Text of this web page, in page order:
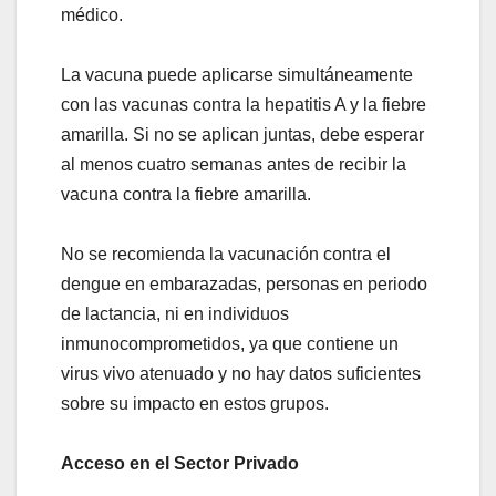
médico.
La vacuna puede aplicarse simultáneamente
con las vacunas contra la hepatitis A y la fiebre
amarilla. Si no se aplican juntas, debe esperar
al menos cuatro semanas antes de recibir la
vacuna contra la fiebre amarilla.
No se recomienda la vacunación contra el
dengue en embarazadas, personas en periodo
de lactancia, ni en individuos
inmunocomprometidos, ya que contiene un
virus vivo atenuado y no hay datos suficientes
sobre su impacto en estos grupos.
Acceso en el Sector Privado